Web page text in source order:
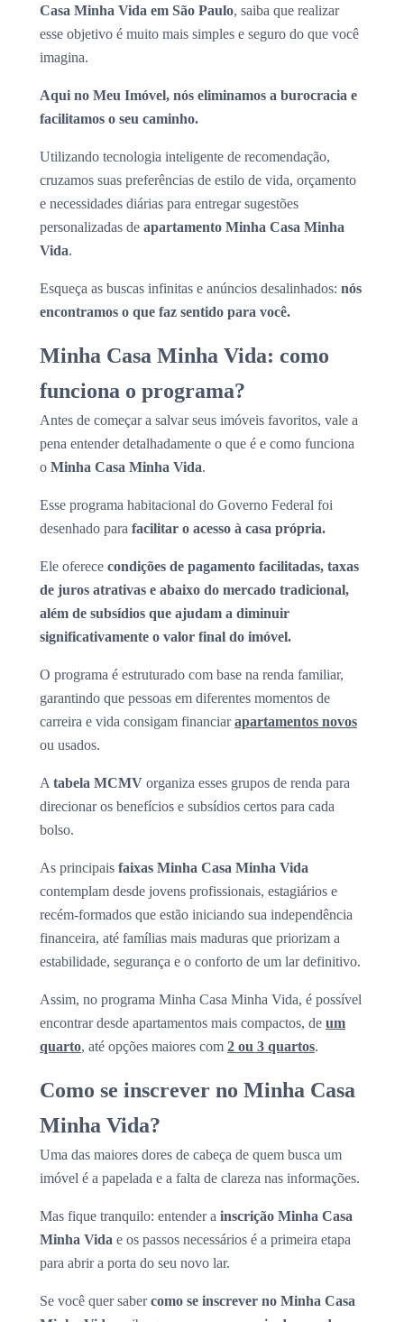
Casa Minha Vida em São Paulo, saiba que realizar
esse objetivo é muito mais simples e seguro do que você
imagina.
Aqui no Meu Imóvel, nós eliminamos a burocracia e
facilitamos o seu caminho.
Utilizando tecnologia inteligente de recomendação,
cruzamos suas preferências de estilo de vida, orçamento
e necessidades diárias para entregar sugestões
personalizadas de apartamento Minha Casa Minha
Vida.
Esqueça as buscas infinitas e anúncios desalinhados: nós
encontramos o que faz sentido para você.
Minha Casa Minha Vida: como
funciona o programa?
Antes de começar a salvar seus imóveis favoritos, vale a
pena entender detalhadamente o que é e como funciona
o Minha Casa Minha Vida.
Esse programa habitacional do Governo Federal foi
desenhado para facilitar o acesso à casa própria.
Ele oferece condições de pagamento facilitadas, taxas
de juros atrativas e abaixo do mercado tradicional,
além de subsídios que ajudam a diminuir
significativamente o valor final do imóvel.
O programa é estruturado com base na renda familiar,
garantindo que pessoas em diferentes momentos de
carreira e vida consigam financiarapartamentos novos
ou usados.
A tabela MCMV organiza esses grupos de renda para
direcionar os benefícios e subsídios certos para cada
bolso.
As principais faixas Minha Casa Minha Vida
contemplam desde jovens profissionais, estagiários e
recém-formados que estão iniciando sua independência
financeira, até famílias mais maduras que priorizam a
estabilidade, segurança e o conforto de um lar definitivo.
Assim, no programa Minha Casa Minha Vida, é possível
encontrar desde apartamentos mais compactos, de um
quarto, até opções maiores com 2 ou 3 quartos.
Como se inscrever no Minha Casa
Minha Vida?
Uma das maiores dores de cabeça de quem busca um
imóvel é a papelada e a falta de clareza nas informações.
Mas fique tranquilo: entender a inscrição Minha Casa
Minha Vida e os passos necessários é a primeira etapa
para abrir a porta do seu novo lar.
Se você quer sabercomo se inscrever no Minha Casa